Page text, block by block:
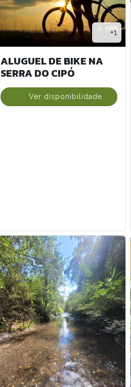
+1
ALUGUEL DE BIKE NA
SERRA DO CIPÓ
Ver disponibilidade